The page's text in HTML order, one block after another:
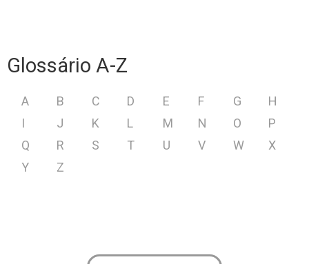
Glossário A-Z
A B C D E F G
H
I
J K L M N O
P
Q
R S T U V W
X
Y
Z